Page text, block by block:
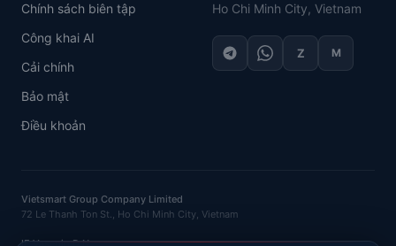
Chính sách biên tập
Công khai AI
Cải chính
Bảo mật
Điều khoản
Ho Chi Minh City, Vietnam
Z M
Vietsmart Group Company Limited
72 Le Thanh Ton St., Ho Chi Minh City, Vietnam
IE Vasenin D.N.